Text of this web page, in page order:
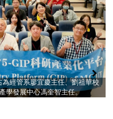
經管系廖宜慶主任、劉祖華校
學發展中心馮奎智主任。